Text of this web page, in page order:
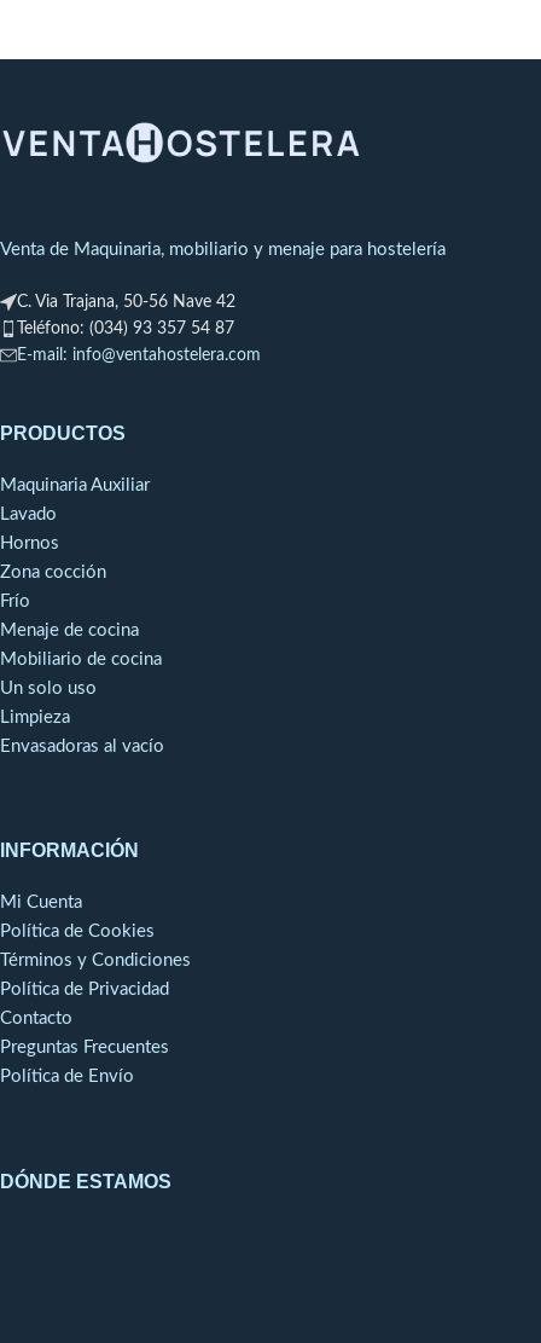
del traslado a las nuevas
m² para futuras ampliaciones y
de esta forma nos hemos
Hostelera ofrecemos CALIDAD,
VARIEDAD Y EL MEJOR
SERVICIO, por eso confiamos
Bayeta multiusos
Paquete:12 unidades.
Colores:
Medias:
Venta de Maquinaria, mobiliario y menaje para hostelería
C. Via Trajana, 50-56 Nave 42
Teléfono: (034) 93 357 54 87
E-mail: info@ventahostelera.com
PRODUCTOS
Maquinaria Auxiliar
Lavado
Hornos
Zona cocción
Frío
Menaje de cocina
Mobiliario de cocina
Un solo uso
Limpieza
Envasadoras al vacío
INFORMACIÓN
Mi Cuenta
Política de Cookies
Términos y Condiciones
Política de Privacidad
Contacto
Preguntas Frecuentes
Política de Envío
DÓNDE ESTAMOS